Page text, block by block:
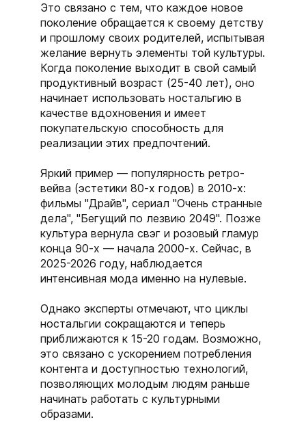
Это связано с тем, что каждое новое
поколение обращается к своему детству
и прошлому своих родителей, испытывая
желание вернуть элементы той культуры.
Когда поколение выходит в свой самый
продуктивный возраст (25-40 лет), оно
начинает использовать ностальгию в
качестве вдохновения и имеет
покупательскую способность для
реализации этих предпочтений.
Яркий пример — популярность ретро-
вейва (эстетики 80-х годов) в 2010-х:
фильмы "Драйв", сериал "Очень странные
дела", "Бегущий по лезвию 2049". Позже
культура вернула свэг и розовый гламур
конца 90-х — начала 2000-х. Сейчас, в
2025-2026 году, наблюдается
интенсивная мода именно на нулевые.
Однако эксперты отмечают, что циклы
ностальгии сокращаются и теперь
приближаются к 15-20 годам. Возможно,
это связано с ускорением потребления
контента и доступностью технологий,
позволяющих молодым людям раньше
начинать работать с культурными
образами.